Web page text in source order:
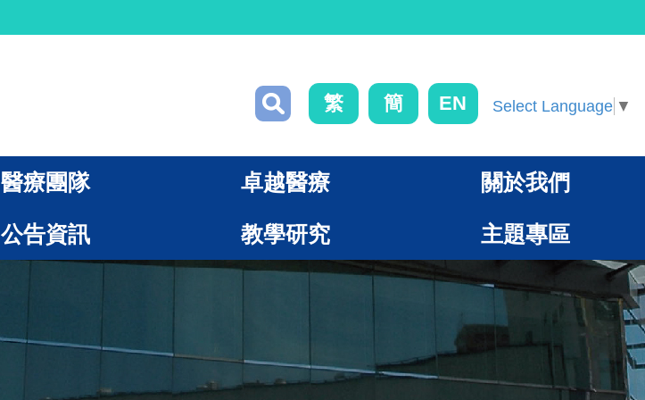
繁 簡 EN Select Language ▼
醫療團隊 卓越醫療 關於我們
公告資訊 教學研究 主題專區